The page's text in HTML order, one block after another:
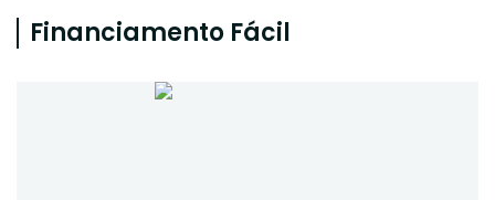
Financiamento Fácil